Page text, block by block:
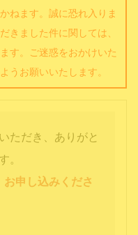
ねます。誠に恐れ入りま
きました件に関しては、
す。ご迷惑をおかけいた
うお願いいたします。
ただき、ありがと
。
申し込みくださ